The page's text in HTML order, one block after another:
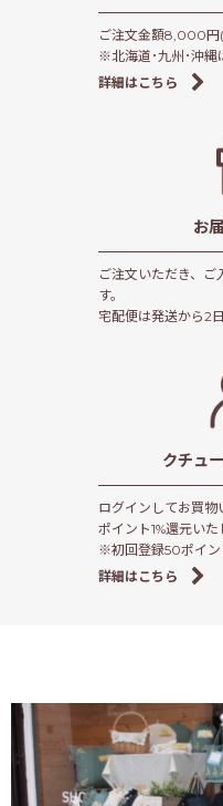
ご注文金額8,000円
※北海道･九州･沖縄
詳細はこちら
お
ご注文いただき、ご
す。
宅配便は発送から2
クチュ
ログインしてお買物
ポイント1%還元いた
※初回登録50ポイン
詳細はこちら